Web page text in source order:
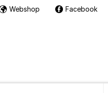
Webshop Facebook